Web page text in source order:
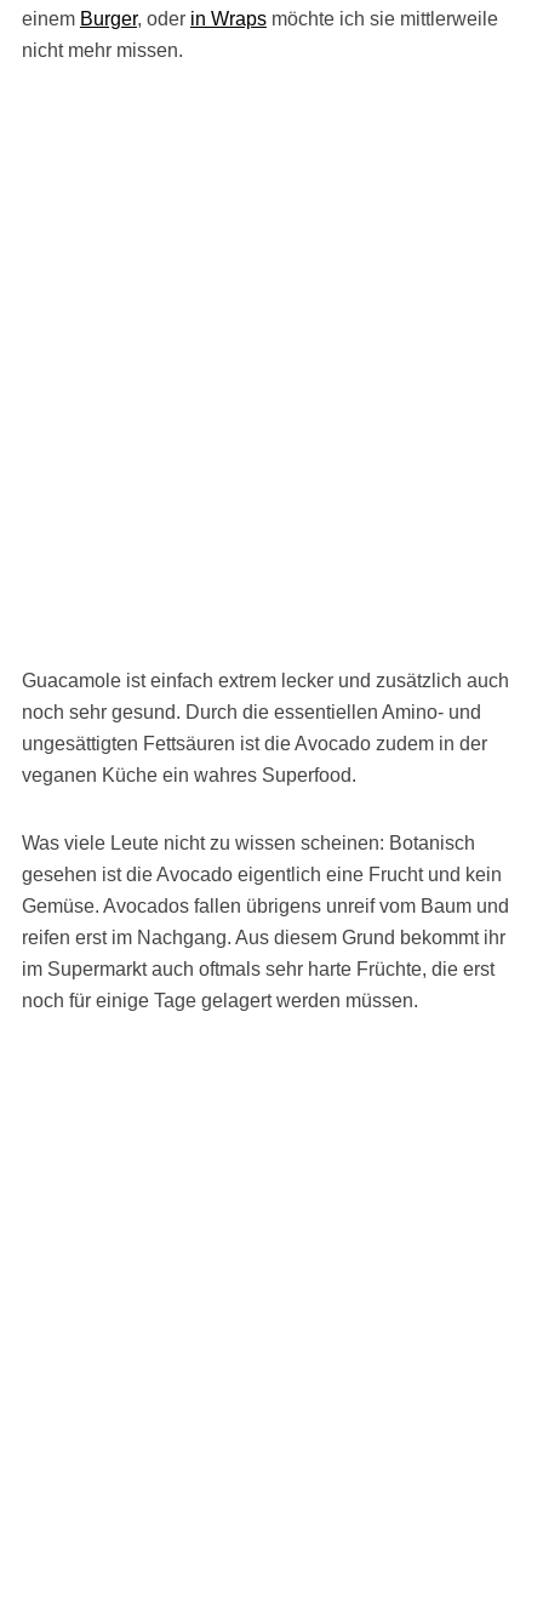
einem Burger, oder in Wrapsmöchte ich sie mittlerweile
nicht mehr missen.
Guacamole ist einfach extrem lecker und zusätzlich auch
noch sehr gesund. Durch die essentiellen Amino- und
ungesättigten Fettsäuren ist die Avocado zudem in der
veganen Küche ein wahres Superfood.
Was viele Leute nicht zu wissen scheinen: Botanisch
gesehen ist die Avocado eigentlich eine Frucht und kein
Gemüse. Avocados fallen übrigens unreif vom Baum und
reifen erst im Nachgang. Aus diesem Grund bekommt ihr
im Supermarkt auch oftmals sehr harte Früchte, die erst
noch für einige Tage gelagert werden müssen.